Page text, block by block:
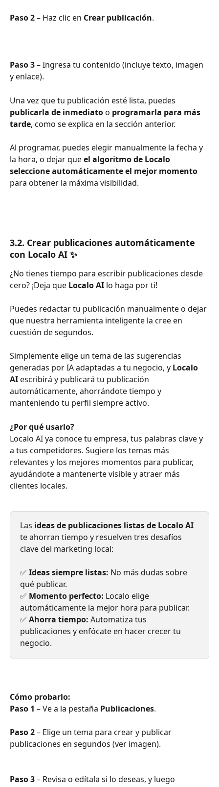
Paso 2 – Haz clic en Crear publicación.
Paso 3 – Ingresa tu contenido (incluye texto, imagen
y enlace).
Una vez que tu publicación esté lista, puedes
publicarla de inmediato o programarla para más
tarde, como se explica en la sección anterior.
Al programar, puedes elegir manualmente la fecha y
la hora, o dejar que el algoritmo de Localo
seleccione automáticamente el mejor momento
para obtener la máxima visibilidad.
3.2. Crear publicaciones automáticamente
con Localo AI ✨
¿No tienes tiempo para escribir publicaciones desde
cero? ¡Deja que Localo AI lo haga por ti!
Puedes redactar tu publicación manualmente o dejar
que nuestra herramienta inteligente la cree en
cuestión de segundos.
Simplemente elige un tema de las sugerencias
generadas por IA adaptadas a tu negocio, y Localo
AI escribirá y publicará tu publicación
automáticamente, ahorrándote tiempo y
manteniendo tu perfil siempre activo.
¿Por qué usarlo?
Localo AI ya conoce tu empresa, tus palabras clave y
a tus competidores. Sugiere los temas más
relevantes y los mejores momentos para publicar,
ayudándote a mantenerte visible y atraer más
clientes locales.
Las ideas de publicaciones listas de Localo AI
te ahorran tiempo y resuelven tres desafíos
clave del marketing local:
✅ Ideas siempre listas: No más dudas sobre
qué publicar.
✅ Momento perfecto: Localo elige
automáticamente la mejor hora para publicar.
✅ Ahorra tiempo: Automatiza tus
publicaciones y enfócate en hacer crecer tu
negocio.
Cómo probarlo:
Paso 1 – Ve a la pestaña Publicaciones.
Paso 2 – Elige un tema para crear y publicar
publicaciones en segundos (ver imagen).
Paso 3 – Revisa o edítala si lo deseas, y luego